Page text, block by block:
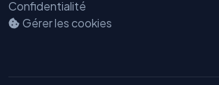
Confidentialité
Gérer les cookies